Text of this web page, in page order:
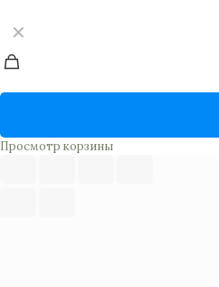
✕
Просмотр корзины